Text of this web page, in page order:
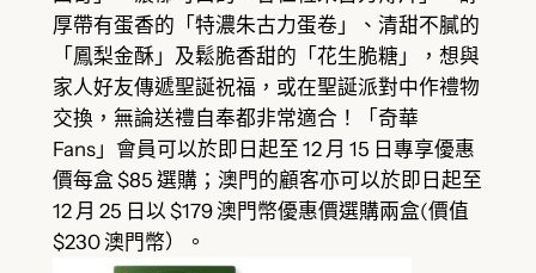
厚帶有蛋香的「特濃朱古力蛋卷」、清甜不膩的
「鳳梨金酥」及鬆脆香甜的「花生脆糖」，想與
家人好友傳遞聖誕祝福，或在聖誕派對中作禮物
交換，無論送禮自奉都非常適合！「奇華
Fans」會員可以於即日起至 12 月 15 日專享優惠
價每盒 $85 選購；澳門的顧客亦可以於即日起至
12 月 25 日以 $179 澳門幣優惠價選購兩盒(價值
$230 澳門幣）。